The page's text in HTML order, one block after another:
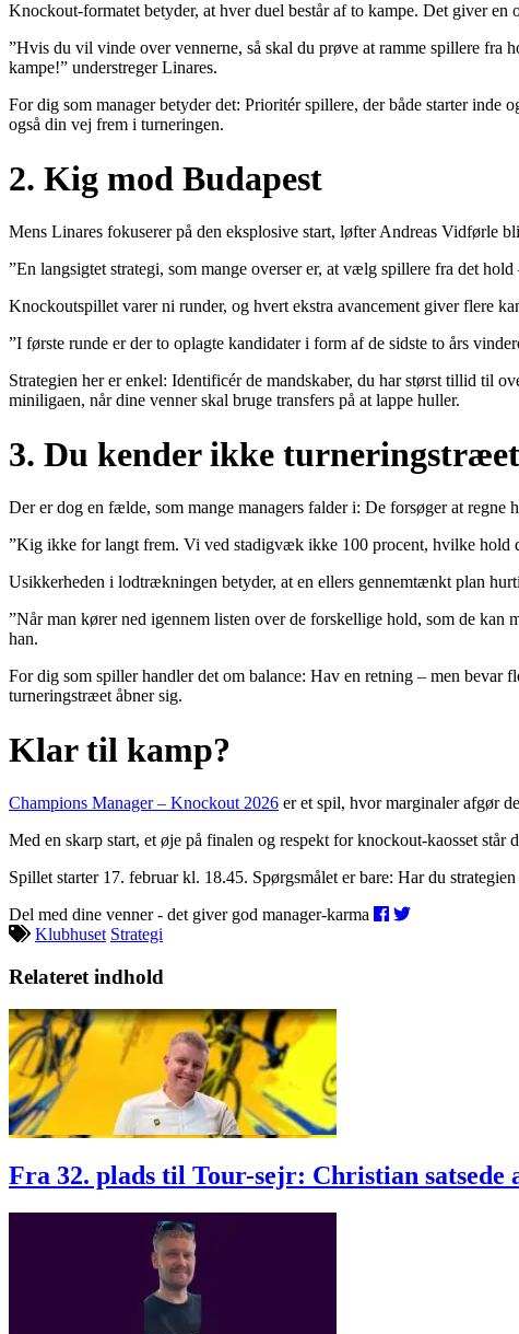
Knockout-formatet betyder, at hver duel består af to kampe. Det giver
”Hvis du vil vinde over vennerne, så skal du prøve at ramme spillere fra
kampe!” understreger Linares.
For dig som manager betyder det: Prioritér spillere, der både starter
også din vej frem i turneringen.
2. Kig mod Budapest
Mens Linares fokuserer på den eksplosive start, løfter Andreas Vidførle
”En langsigtet strategi, som mange overser er, at vælg spillere fra det
Knockoutspillet varer ni runder, og hvert ekstra avancement giver flere
”I første runde er der to oplagte kandidater i form af de sidste to års
Strategien her er enkel: Identificér de mandskaber, du har størst tillid til
miniligaen, når dine venner skal bruge transfers på at lappe huller.
3. Du kender ikke turneringstræet
Der er dog en fælde, som mange managers falder i: De forsøger at regne
”Kig ikke for langt frem. Vi ved stadigvæk ikke 100 procent, hvilke hold
Usikkerheden i lodtrækningen betyder, at en ellers gennemtænkt plan
”Når man kører ned igennem listen over de forskellige hold, som de
han.
For dig som spiller handler det om balance: Hav en retning – men bevar
turneringstræet åbner sig.
Klar til kamp?
Champions Manager – Knockout 2026 er et spil, hvor marginaler afgør
Med en skarp start, et øje på finalen og respekt for knockout-kaosset står
Spillet starter 17. februar kl. 18.45. Spørgsmålet er bare: Har du
Del med dine venner - det giver god manager-karma
Klubhuset Strategi
Relateret indhold
Fra 32. plads til Tour-sejr: Christian satsede